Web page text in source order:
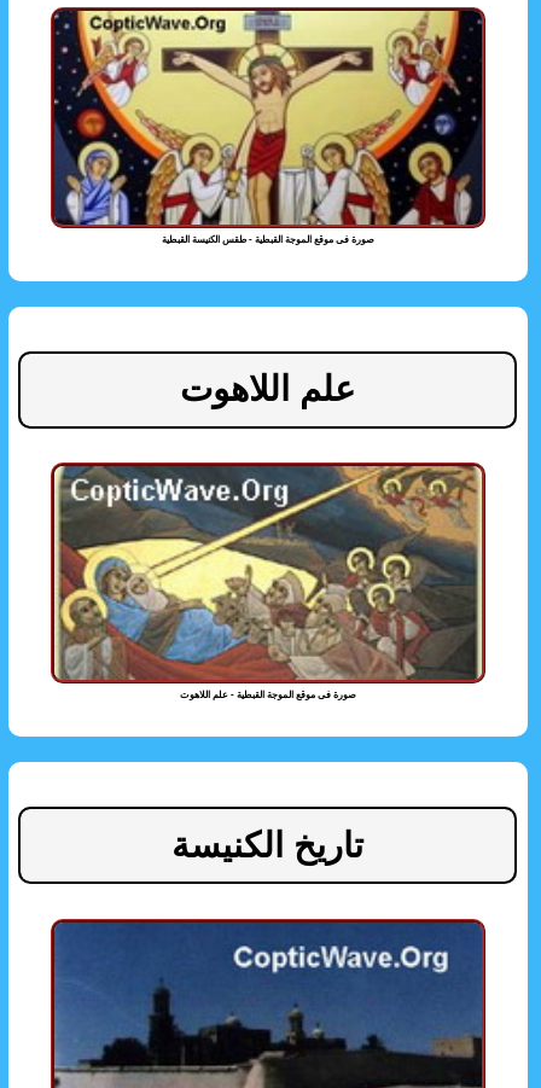
صورة فى موقع الموجة القبطية - طقس الكنيسة القبطية
علم اللاهوت
صورة فى موقع الموجة القبطية - علم اللاهوت
تاريخ الكنيسة